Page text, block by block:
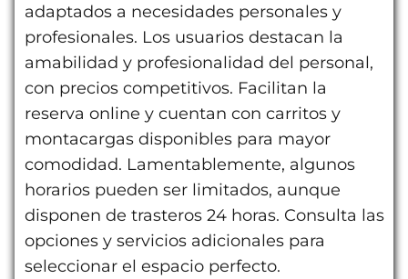
adaptados a necesidades personales y
profesionales. Los usuarios destacan la
amabilidad y profesionalidad del personal,
con precios competitivos. Facilitan la
reserva online y cuentan con carritos y
montacargas disponibles para mayor
comodidad. Lamentablemente, algunos
horarios pueden ser limitados, aunque
disponen de trasteros 24 horas. Consulta las
opciones y servicios adicionales para
seleccionar el espacio perfecto.